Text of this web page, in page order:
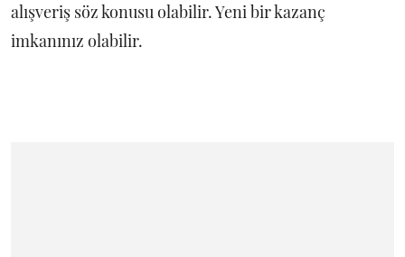
alışveriş söz konusu olabilir. Yeni bir kazanç
imkanınız olabilir.